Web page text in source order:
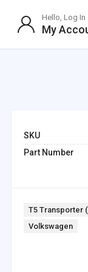
Hello, Log In
My
SKU
Part Number
Tags:
T5 Transporter
Volkswagen